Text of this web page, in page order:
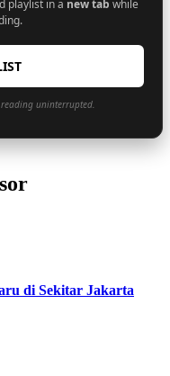
playlist in a new tab while
uninterrupted.
di Sekitar Jakarta